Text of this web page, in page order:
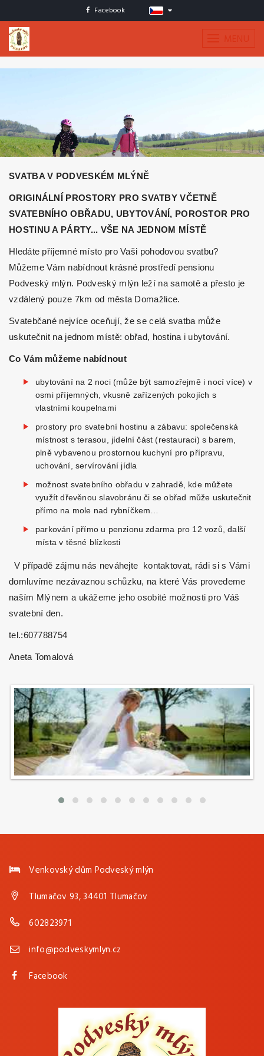
Facebook
SVATBA V PODVESKÉM MLÝNĚ
ORIGINÁLNÍ PROSTORY PRO SVATBY VČETNĚ
SVATEBNÍHO OBŘADU, UBYTOVÁNÍ, POROSTOR PRO
HOSTINU A PÁRTY... VŠE NA JEDNOM MÍSTĚ
Hledáte příjemné místo pro Vaši pohodovou svatbu?
Můžeme Vám nabídnout krásné prostředí pensionu
Podveský mlýn. Podveský mlýn leží na samotě a přesto je
vzdálený pouze 7km od města Domažlice.
Svatebčané nejvíce oceňují, že se celá svatba může
uskutečnit na jednom místě: obřad, hostina i ubytování.
Co Vám můžeme nabídnout
ubytování na 2 noci (může být samozřejmě i nocí více) v
osmi příjemných, vkusně zařízených pokojích s
vlastními koupelnami
prostory pro svatební hostinu a zábavu: společenská
místnost s terasou, jídelní část (restauraci) s barem,
plně vybavenou prostornou kuchyní pro přípravu,
uchování, servírování jídla
možnost svatebního obřadu v zahradě, kde můžete
využít dřevěnou slavobránu či se obřad může uskutečnit
přímo na mole nad rybníčkem…
parkování přímo u penzionu zdarma pro 12 vozů, další
místa v těsné blízkosti
V případě zájmu nás neváhejte kontaktovat, rádi si s Vámi
domluvíme nezávaznou schůzku, na které Vás provedeme
naším Mlýnem a ukážeme jeho osobité možnosti pro Váš
svatební den.
tel.:607788754
Aneta Tomalová
Venkovský dům Podveský mlýn
Tlumačov 93, 34401 Tlumačov
602823971
info@podveskymlyn.cz
Facebook